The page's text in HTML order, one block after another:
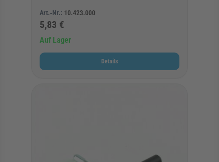
Art.-Nr.: 10.423.000
5,83 €
Auf Lager
Details